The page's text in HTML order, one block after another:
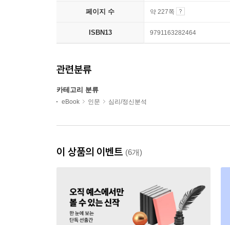
페이지 수 약 227쪽
ISBN13 9791163282464
관련분류
카테고리 분류
eBook 인문 심리/정신분석
이 상품의 이벤트 (6개)